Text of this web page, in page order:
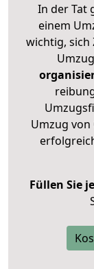
In der Tat
einem
wichtig, sich
Umzug
Füllen Sie